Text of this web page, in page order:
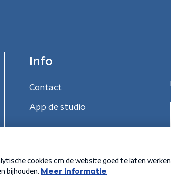
Info
Contact
App de studio